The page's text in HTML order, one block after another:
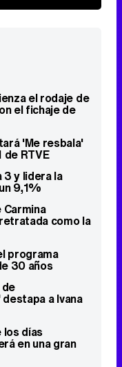
el rodaje de
el fichaje de
'Me resbala'
de RTVE
3 y lidera la
9,1%
como la
programa
30 años
a Ivana
días
en una gran